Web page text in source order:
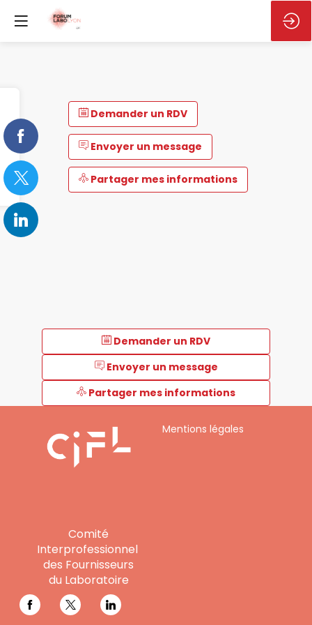
Demander un RDV
Envoyer un message
Partager mes informations
Demander un RDV
Envoyer un message
Partager mes informations
Comité
Interprofessionnel
des Fournisseurs
du Laboratoire
Mentions légales